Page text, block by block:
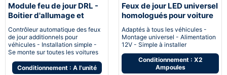
Module feu de jour DRL -
Boitier d'allumage et
extinction automatique
pour feux de jour Led
Contrôleur automatique des feux
de jour additionnels pour
véhicules - Installation simple -
Se monte sur toutes les voitures
Conditionnement : A l'unité
Feux de jour LED universel
homologués pour voiture
moto quad
Adaptés à tous les véhicules -
Montage universel - Alimentation
12V - Simple à installer
Conditionnement : X2
Ampoules